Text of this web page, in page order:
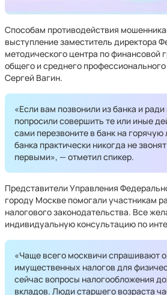
Способам противодействия
выступление заместитель директора
методического центра по финансовой
общего и среднего
Сергей Вагин.
«Если вам позвонили из банка и
попросили совершить те или иные
сами перезвоните в банк на
банка практически никогда не
первыми», — отметил спикер.
Представители Управления
городу Москве помогали участникам
налогового законодательства. Все
индивидуальную консультацию по
«Чаще всего москвичи спрашивают
имущественных налогов для
сейчас вопросы налогообложения
вкладов. Люди старшего возраста